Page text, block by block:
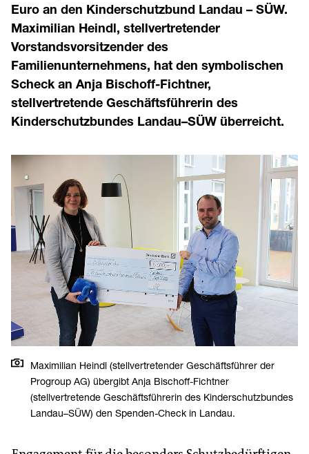
Euro an den Kinderschutzbund Landau – SÜW.
Maximilian Heindl, stellvertretender
Vorstandsvorsitzender des
Familienunternehmens, hat den symbolischen
Scheck an Anja Bischoff-Fichtner,
stellvertretende Geschäftsführerin des
Kinderschutzbundes Landau–SÜW überreicht.
Maximilian Heindl (stellvertretender Geschäftsführer der
Progroup AG) übergibt Anja Bischoff-Fichtner
(stellvertretende Geschäftsführerin des Kinderschutzbundes
Landau–SÜW) den Spenden-Check in Landau.